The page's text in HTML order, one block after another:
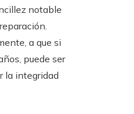
notable
a que si
puede ser
la integridad